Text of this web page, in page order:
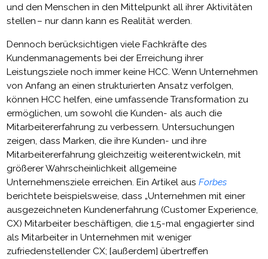
und den Menschen in den Mittelpunkt all ihrer Aktivitäten
stellen – nur dann kann es Realität werden.
Dennoch berücksichtigen viele Fachkräfte des
Kundenmanagements bei der Erreichung ihrer
Leistungsziele noch immer keine HCC. Wenn Unternehmen
von Anfang an einen strukturierten Ansatz verfolgen,
können HCC helfen, eine umfassende Transformation zu
ermöglichen, um sowohl die Kunden- als auch die
Mitarbeitererfahrung zu verbessern. Untersuchungen
zeigen, dass Marken, die ihre Kunden- und ihre
Mitarbeitererfahrung gleichzeitig weiterentwickeln, mit
größerer Wahrscheinlichkeit allgemeine
Unternehmensziele erreichen. Ein Artikel ausForbes
berichtete beispielsweise, dass „Unternehmen mit einer
ausgezeichneten Kundenerfahrung (Customer Experience,
CX) Mitarbeiter beschäftigen, die 1,5-mal engagierter sind
als Mitarbeiter in Unternehmen mit weniger
zufriedenstellender CX; [außerdem] übertreffen